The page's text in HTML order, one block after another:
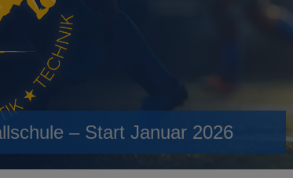
– Start Januar 2026